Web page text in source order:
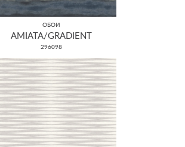
ОБОИ
AMIATA/GRADIENT
296098